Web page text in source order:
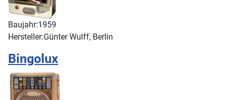
Baujahr:1959
Hersteller:Günter Wulff, Berlin
Bingolux